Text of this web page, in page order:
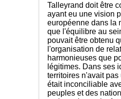
Talleyrand doit être
ayant eu une vision
européenne dans la
que l'équilibre au
pouvait être obtenu
l'organisation de
harmonieuses que
légitimes. Dans ses
territoires n'avait
était inconciliable
peuples et des